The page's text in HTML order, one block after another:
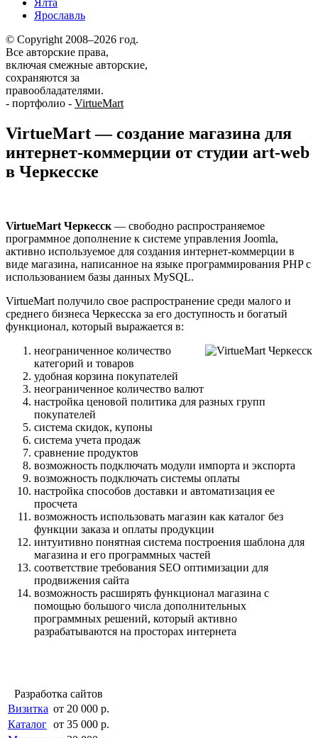
Ялта
Ярославль
© Copyright 2008–2026 год.
Все авторские права,
включая смежные авторские,
сохраняются за
правообладателями.
- портфолио - VirtueMart
VirtueMart — создание магазина для
интернет-коммерции от студии art-web
в Черкесске
VirtueMart Черкесск — свободно распространяемое
программное дополнение к системе управления Joomla,
активно используемое для создания интернет-коммерции в
виде магазина, написанное на языке программирования PHP с
использованием базы данных MySQL.
VirtueMart получило свое распространение среди малого и
среднего бизнеса Черкесска за его доступность и богатый
функционал, который выражается в:
неограниченное количество
категорий и товаров
удобная корзина покупателей
неограниченное количество валют
настройка ценовой политика для разных групп
покупателей
система скидок, купоны
система учета продаж
сравнение продуктов
возможность подключать модули импорта и экспорта
возможность подключать системы оплаты
настройка способов доставки и автоматизация ее
просчета
возможность использовать магазин как каталог без
функции заказа и оплаты продукции
интуитивно понятная система построения шаблона для
магазина и его программных частей
соответствие требования SEO оптимизации для
продвижения сайта
возможность расширять функционал магазина с
помощью большого числа дополнительных
программных решений, который активно
разрабатываются на просторах интернета
Разработка сайтов
Визитка от 20 000 р.
Каталог от 35 000 р.